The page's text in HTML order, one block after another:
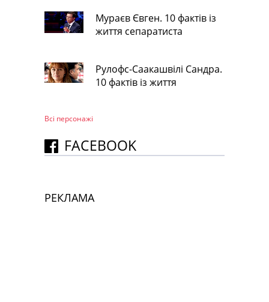
Мураєв Євген. 10 фактів із
життя сепаратиста
Рулофс-Саакашвілі Сандра.
10 фактів із життя
Всі персонажi
FACEBOOK
РЕКЛАМА